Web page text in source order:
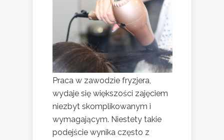
Praca w zawodzie fryzjera,
wydaje się większości zajęciem
niezbyt skomplikowanym i
wymagającym. Niestety takie
podejście wynika często z